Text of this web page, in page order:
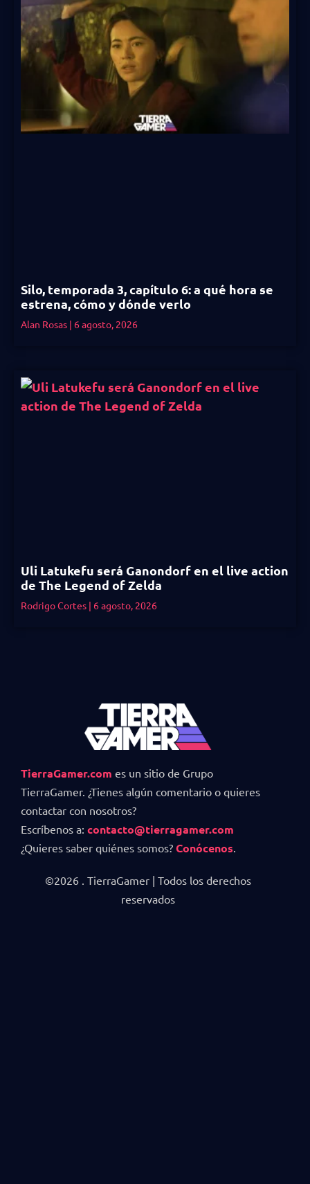
Silo, temporada 3, capítulo 6: a qué hora se
estrena, cómo y dónde verlo
Alan Rosas 6 agosto, 2026
Uli Latukefu será Ganondorf en el live action
de The Legend of Zelda
Rodrigo Cortes 6 agosto, 2026
TierraGamer.com es un sitio de Grupo
TierraGamer. ¿Tienes algún comentario o quieres
contactar con nosotros?
Escríbenos a: contacto@tierragamer.com
¿Quieres saber quiénes somos? Conócenos
©2026 . TierraGamer | Todos los derechos
reservados